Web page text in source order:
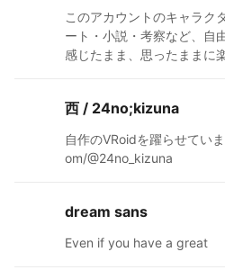
このアカウントのキャラク
ート・小説・考察など、自
感じたまま、思ったままに
都市ブログ」から生まれ
ジナルキャラクターです。
リム）、そして犬型妖精の
ています。 すべて管理人
人物・企業・団体・プロジ
ください。 （※非公式二次
は推奨しています） 公式
金融判断につながる使い方
西 / 24no;kizuna
自作のVRoidを躍らせてい
om/@24no_kizuna
dream sans
Even if you have a great